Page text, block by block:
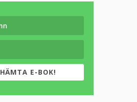
HÄMTA E-BOK!